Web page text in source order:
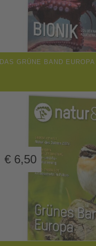
DAS GRÜNE BAND EUROPA
€ 6,50